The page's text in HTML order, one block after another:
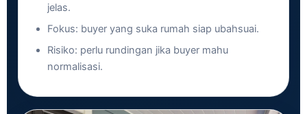
jelas.
Fokus: buyer yang suka rumah siap ubahsuai.
Risiko: perlu rundingan jika buyer mahu
normalisasi.